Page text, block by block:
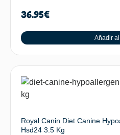
36.95€
Añadir
Royal Canin Diet Canine
Hsd24 3.5 Kg